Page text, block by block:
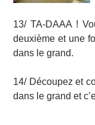
13/ TA-DAAA !
deuxième et une
dans le grand.
14/ Découpez et
dans le grand et